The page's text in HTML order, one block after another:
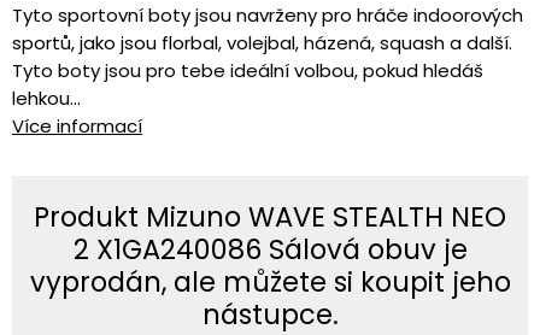
Tyto sportovní boty jsou navrženy pro hráče indoorových
sportů, jako jsou florbal, volejbal, házená, squash a další.
Tyto boty jsou pro tebe ideální volbou, pokud hledáš
lehkou...
Více informací
Produkt Mizuno WAVE STEALTH NEO
2 X1GA240086 Sálová obuv je
vyprodán, ale můžete si koupit jeho
nástupce.